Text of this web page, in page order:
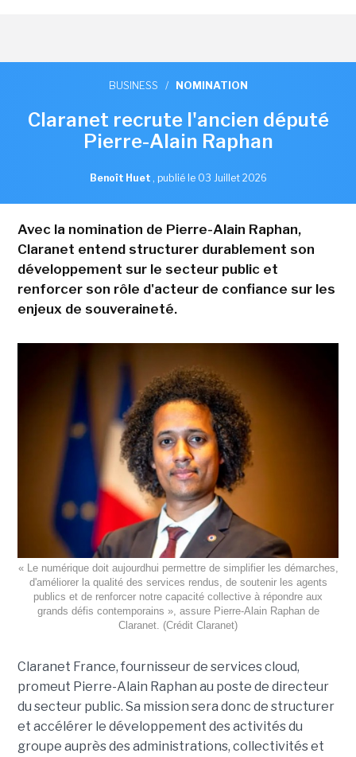
BUSINESS / NOMINATION
Claranet recrute l'ancien député
Pierre-Alain Raphan
Benoît Huet , publié le 03 Juillet 2026
Avec la nomination de Pierre-Alain Raphan,
Claranet entend structurer durablement son
développement sur le secteur public et
renforcer son rôle d'acteur de confiance sur les
enjeux de souveraineté.
« Le numérique doit aujourdhui permettre de simplifier les démarches,
d'améliorer la qualité des services rendus, de soutenir les agents
publics et de renforcer notre capacité collective à répondre aux
grands défis contemporains », assure Pierre-Alain Raphan de
Claranet. (Crédit Claranet)
Claranet France, fournisseur de services cloud,
promeut Pierre-Alain Raphan au poste de directeur
du secteur public. Sa mission sera donc de structurer
et accélérer le développement des activités du
groupe auprès des administrations, collectivités et